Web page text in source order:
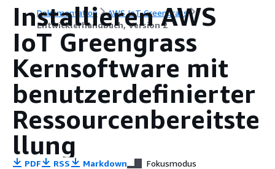
Dokumentation
AWS IoT Greengrass
Entwicklerhandbuch, Version 2
Installieren AWS
IoT Greengrass
Kernsoftware mit
benutzerdefinierter
Ressourcenbereitste
llung
PDF RSS Markdown Fokusmodus